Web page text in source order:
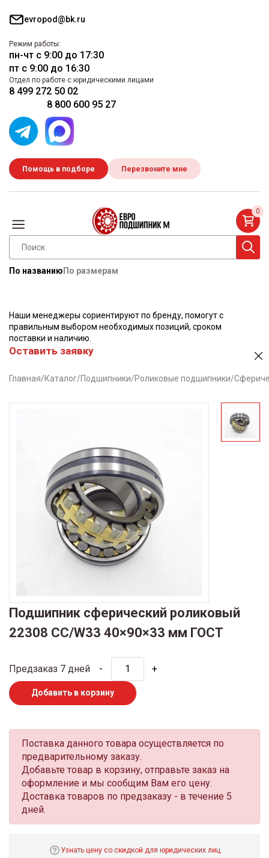
evropod@bk.ru
Режим работы:
пн-чт с 9:00 до 17:30
пт с 9:00 до 16:30
Отдел по работе с юридическими лицами
8 499 272 50 02
8 800 600 95 27
Помощь в подборе Перезвоните мне
По названию По размерам
0
Наши менеджеры сориентируют по бренду, помогут с
правильным выбором необходимых позиций, сроком
поставки и наличию.
Оставить заявку
Главная/Каталог/Подшипники/Роликовые подшипники/
Подшипник сферический роликовый
22308 CC/W33 40×90×33 мм ГОСТ
Предзаказ 7 дней - +
Добавить в корзину
Поставка данного товара осуществляется по
предварительному заказу.
Добавьте товар в корзину, отправьте заказ на
оформление и мы сообщим Вам его цену.
Доставка товаров по предзаказу - в течение 5
дней.
Узнать цену со скидкой для юридических лиц